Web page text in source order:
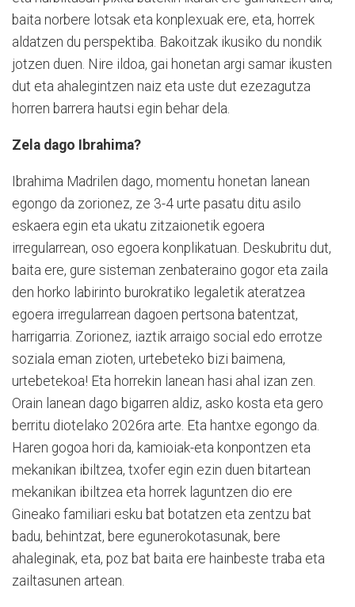
baita norbere lotsak eta konplexuak ere, eta, horrek
aldatzen du perspektiba. Bakoitzak ikusiko du nondik
jotzen duen. Nire ildoa, gai honetan argi samar ikusten
dut eta ahalegintzen naiz eta uste dut ezezagutza
horren barrera hautsi egin behar dela.
Zela dago Ibrahima?
Ibrahima Madrilen dago, momentu honetan lanean
egongo da zorionez, ze 3-4 urte pasatu ditu asilo
eskaera egin eta ukatu zitzaionetik egoera
irregularrean, oso egoera konplikatuan. Deskubritu dut,
baita ere, gure sisteman zenbateraino gogor eta zaila
den horko labirinto burokratiko legaletik ateratzea
egoera irregularrean dagoen pertsona batentzat,
harrigarria. Zorionez, iaztik arraigo social edo errotze
soziala eman zioten, urtebeteko bizi baimena,
urtebetekoa! Eta horrekin lanean hasi ahal izan zen.
Orain lanean dago bigarren aldiz, asko kosta eta gero
berritu diotelako 2026ra arte. Eta hantxe egongo da.
Haren gogoa hori da, kamioiak-eta konpontzen eta
mekanikan ibiltzea, txofer egin ezin duen bitartean
mekanikan ibiltzea eta horrek laguntzen dio ere
Gineako familiari esku bat botatzen eta zentzu bat
badu, behintzat, bere egunerokotasunak, bere
ahaleginak, eta, poz bat baita ere hainbeste traba eta
zailtasunen artean.